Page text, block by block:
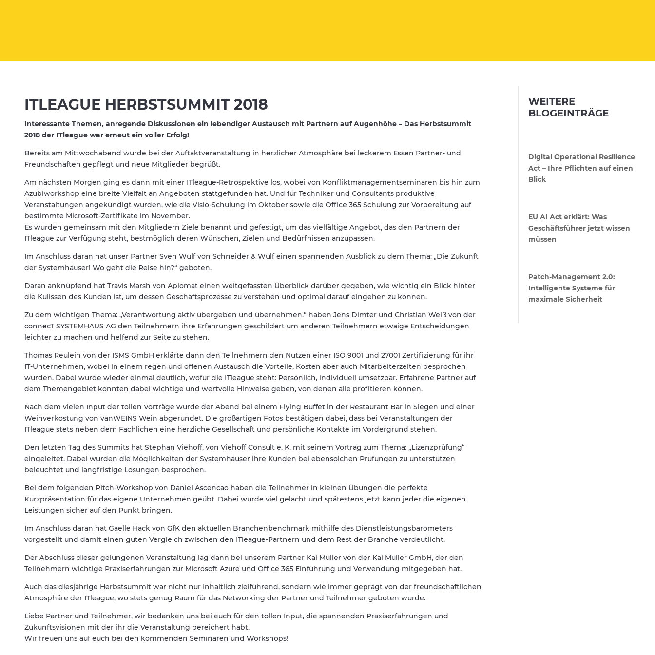
ITLEAGUE HERBSTSUMMIT 2018
Interessante Themen, anregende Diskussionen ein lebendiger Austausch mit Partnern auf Augenhöhe – Das Herbstsummit
2018 der ITleague war erneut ein voller Erfolg!
Bereits am Mittwochabend wurde bei der Auftaktveranstaltung in herzlicher Atmosphäre bei leckerem Essen Partner- und
Freundschaften gepflegt und neue Mitglieder begrüßt.
Am nächsten Morgen ging es dann mit einer ITleague-Retrospektive los, wobei von Konfliktmanagementseminaren bis hin zum
Azubiworkshop eine breite Vielfalt an Angeboten stattgefunden hat. Und für Techniker und Consultants produktive
Veranstaltungen angekündigt wurden, wie die Visio-Schulung im Oktober sowie die Office 365 Schulung zur Vorbereitung auf
bestimmte Microsoft-Zertifikate im November.
Es wurden gemeinsam mit den Mitgliedern Ziele benannt und gefestigt, um das vielfältige Angebot, das den Partnern der
ITleague zur Verfügung steht, bestmöglich deren Wünschen, Zielen und Bedürfnissen anzupassen.
Im Anschluss daran hat unser Partner Sven Wulf von Schneider & Wulf einen spannenden Ausblick zu dem Thema: „Die Zukunft
der Systemhäuser! Wo geht die Reise hin?“ geboten.
Daran anknüpfend hat Travis Marsh von Apiomat einen weitgefassten Überblick darüber gegeben, wie wichtig ein Blick hinter
die Kulissen des Kunden ist, um dessen Geschäftsprozesse zu verstehen und optimal darauf eingehen zu können.
Zu dem wichtigen Thema: „Verantwortung aktiv übergeben und übernehmen.“ haben Jens Dimter und Christian Weiß von der
connecT SYSTEMHAUS AG den Teilnehmern ihre Erfahrungen geschildert um anderen Teilnehmern etwaige Entscheidungen
leichter zu machen und helfend zur Seite zu stehen.
Thomas Reulein von der ISMS GmbH erklärte dann den Teilnehmern den Nutzen einer ISO 9001 und 27001 Zertifizierung für ihr
IT-Unternehmen, wobei in einem regen und offenen Austausch die Vorteile, Kosten aber auch Mitarbeiterzeiten besprochen
wurden. Dabei wurde wieder einmal deutlich, wofür die ITleague steht: Persönlich, individuell umsetzbar. Erfahrene Partner auf
dem Themengebiet konnten dabei wichtige und wertvolle Hinweise geben, von denen alle profitieren können.
Nach dem vielen Input der tollen Vorträge wurde der Abend bei einem Flying Buffet in der Restaurant Bar in Siegen und einer
Weinverkostung von vanWEINS Wein abgerundet. Die großartigen Fotos bestätigen dabei, dass bei Veranstaltungen der
ITleague stets neben dem Fachlichen eine herzliche Gesellschaft und persönliche Kontakte im Vordergrund stehen.
Den letzten Tag des Summits hat Stephan Viehoff, von Viehoff Consult e. K. mit seinem Vortrag zum Thema: „Lizenzprüfung“
eingeleitet. Dabei wurden die Möglichkeiten der Systemhäuser ihre Kunden bei ebensolchen Prüfungen zu unterstützen
beleuchtet und langfristige Lösungen besprochen.
Bei dem folgenden Pitch-Workshop von Daniel Ascencao haben die Teilnehmer in kleinen Übungen die perfekte
Kurzpräsentation für das eigene Unternehmen geübt. Dabei wurde viel gelacht und spätestens jetzt kann jeder die eigenen
Leistungen sicher auf den Punkt bringen.
Im Anschluss daran hat Gaelle Hack von GfK den aktuellen Branchenbenchmark mithilfe des Dienstleistungsbarometers
vorgestellt und damit einen guten Vergleich zwischen den ITleague-Partnern und dem Rest der Branche verdeutlicht.
Der Abschluss dieser gelungenen Veranstaltung lag dann bei unserem Partner Kai Müller von der Kai Müller GmbH, der den
Teilnehmern wichtige Praxiserfahrungen zur Microsoft Azure und Office 365 Einführung und Verwendung mitgegeben hat.
Auch das diesjährige Herbstsummit war nicht nur Inhaltlich zielführend, sondern wie immer geprägt von der freundschaftlichen
Atmosphäre der ITleague, wo stets genug Raum für das Networking der Partner und Teilnehmer geboten wurde.
Liebe Partner und Teilnehmer, wir bedanken uns bei euch für den tollen Input, die spannenden Praxiserfahrungen und
Zukunftsvisionen mit der ihr die Veranstaltung bereichert habt.
Wir freuen uns auf euch bei den kommenden Seminaren und Workshops!
WEITERE
BLOGEINTRÄGE
Digital Operational Resilience
Act – Ihre Pflichten auf einen
Blick
EU AI Act erklärt: Was
Geschäftsführer jetzt wissen
müssen
Patch-Management 2.0:
Intelligente Systeme für
maximale Sicherheit